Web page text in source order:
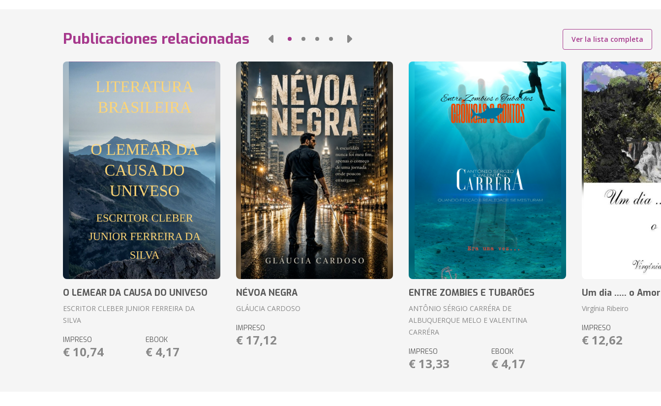
Publicaciones relacionadas Ver la lista completa
O LEMEAR DA CAUSA DO UNIVESO
ESCRITOR CLEBER JUNIOR FERREIRA DA
SILVA
IMPRESO
€ 10,74
EBOOK
€ 4,17
NÉVOA NEGRA
GLÁUCIA CARDOSO
IMPRESO
€ 17,12
ENTRE ZOMBIES E TUBARÕES
ANTÔNIO SÉRGIO CARRÉRA DE
ALBUQUERQUE MELO E VALENTINA
CARRÉRA
IMPRESO
€ 13,33
EBOOK
€ 4,17
Um dia ..... o Amor
Virgínia Ribeiro
IMPRESO
€ 12,62